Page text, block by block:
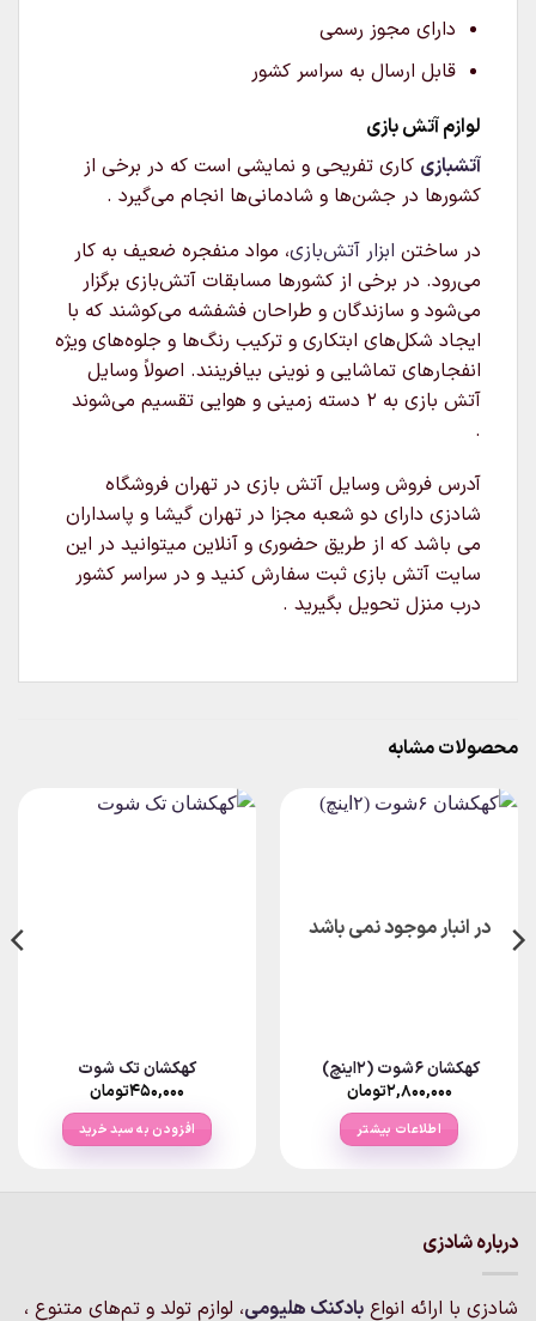
دارای مجوز رسمی
قابل ارسال به سراسر کشور
لوازم آتش بازی
آتشبازی کاری تفریحی و نمایشی است که در برخی از
کشورها در جشن‌ها و شادمانی‌ها انجام می‌گیرد .
در ساختن ابزار آتش‌بازی، مواد منفجره ضعیف به کار
می‌رود. در برخی از کشورها مسابقات آتش‌بازی برگزار
می‌شود و سازندگان و طراحان فشفشه می‌کوشند که با
ایجاد شکل‌های ابتکاری و ترکیب رنگ‌ها و جلوه‌های ویژه
انفجارهای تماشایی و نوینی بیافرینند. اصولاً وسایل
آتش بازی به ۲ دسته زمینی و هوایی تقسیم می‌شوند
.
آدرس فروش وسایل آتش بازی در تهران فروشگاه
شادزی دارای دو شعبه مجزا در تهران گیشا و پاسداران
می باشد که از طریق حضوری و آنلاین میتوانید در این
سایت آتش بازی ثبت سفارش کنید و در سراسر کشور
درب منزل تحویل بگیرید .
محصولات مشابه
در انبار موجود نمی باشد
کهکشان ۶شوت (۲اینچ)
۲,۸۰۰,۰۰۰تومان
اطلاعات بیشتر
کهکشان تک شوت
۴۵۰,۰۰۰تومان
افزودن به سبد خرید
درباره شادزی
شادزی با ارائه انواع بادکنک‌ هلیومی، لوازم تولد و تم‌های متنوع ،